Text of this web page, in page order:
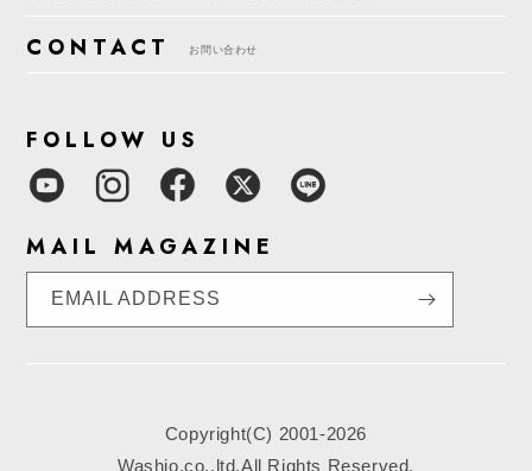
CONTACT お問い合わせ
FOLLOW US
MAIL MAGAZINE
EMAIL ADDRESS
Copyright(C) 2001-2026
Washio.co.,ltd.All Rights Reserved.